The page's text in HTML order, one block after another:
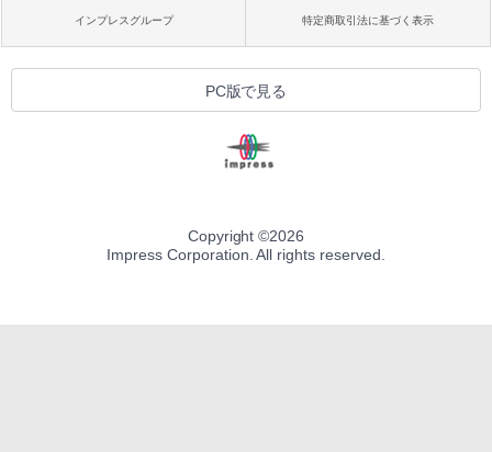
インプレスグループ 特定商取引法に基づく表示
PC版で見る
Copyright ©2026
Impress Corporation. All rights reserved.